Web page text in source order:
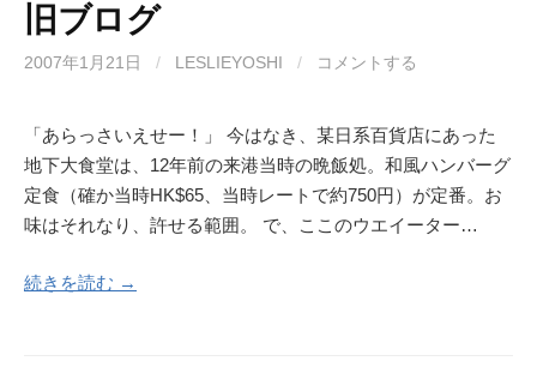
旧ブログ
2007年1月21日 / LESLIEYOSHI / コメントする
「あらっさいえせー！」 今はなき、某日系百貨店にあった
地下大食堂は、12年前の来港当時の晩飯処。和風ハンバーグ
定食（確か当時HK$65、当時レートで約750円）が定番。お
味はそれなり、許せる範囲。 で、ここのウエイーター…
続きを読む →